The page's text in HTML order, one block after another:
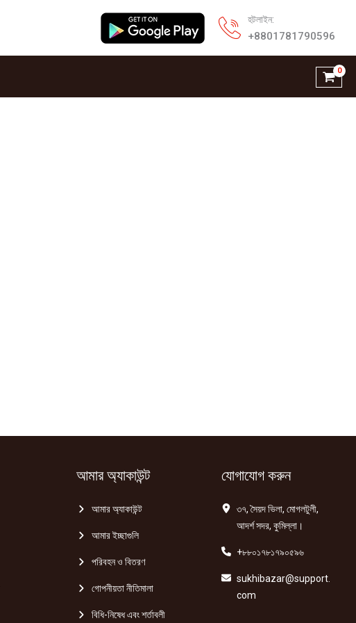
হটলাইন:
+8801781790596
আমার অ্যাকাউন্ট
আমার অ্যাকাউন্ট
আমার ইচ্ছাগুলি
পরিবহন ও বিতরণ
গোপনীয়তা নীতিমালা
বিধি-নিষেধ এবং শর্তাবলী
যোগাযোগ করুন
৩৭, সৈয়দ ভিলা, মোগলটুলী,
আদর্শ সদর, কুমিল্লা।
+৮৮০১৭৮১৭৯০৫৯৬
sukhibazar@support.
com